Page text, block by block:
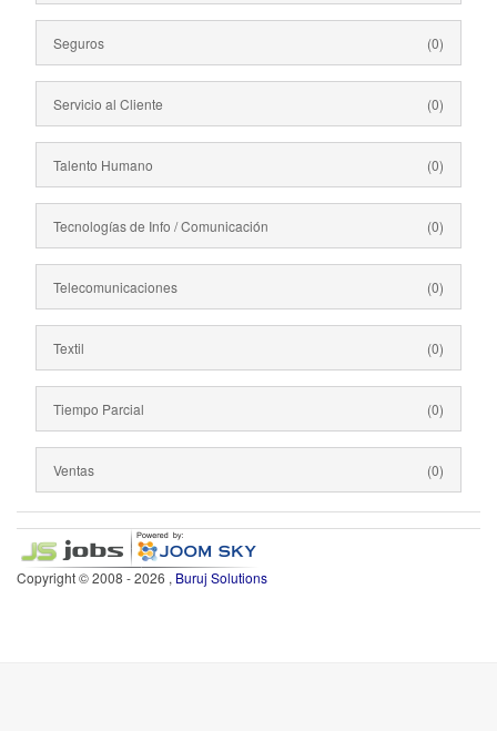
Seguros (0)
Servicio al Cliente (0)
Talento Humano (0)
Tecnologías de Info / Comunicación (0)
Telecomunicaciones (0)
Textil (0)
Tiempo Parcial (0)
Ventas (0)
Copyright © 2008 - 2026 , Buruj Solutions